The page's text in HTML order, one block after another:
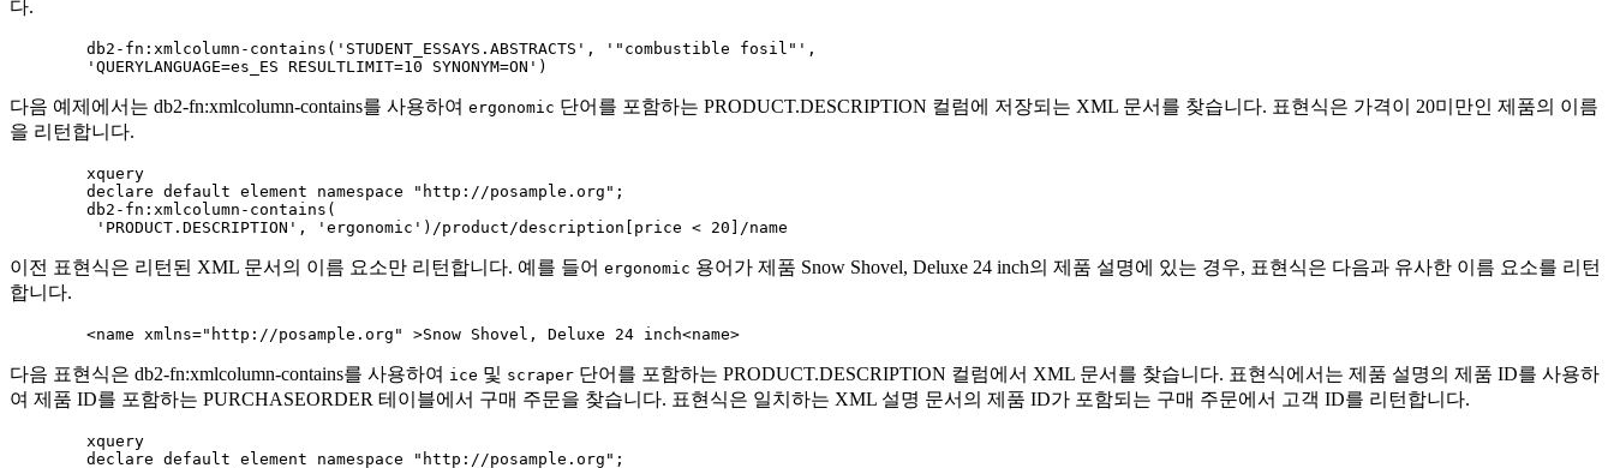
다.
  	'QUERYLANGUAGE=es_ES RESULTLIMIT=10 SYNONYM=ON')
다음 예제에서는 db2-fn:xmlcolumn-contains를 사용하여 ergonomic 단어를 포함하는 PRODUCT.DESCRIPTION 컬럼에 저장되는 XML 문서를 찾습니다. 표현식은 가격이 20미만인 제품의 이름
을 리턴합니다.
'PRODUCT.DESCRIPTION', 'ergonomic')/product/description[price < 20]/name
이전 표현식은 리턴된 XML 문서의 이름 요소만 리턴합니다. 예를 들어 ergonomic 용어가 제품 Snow Shovel, Deluxe 24 inch의 제품 설명에 있는 경우, 표현식은 다음과 유사한 이름 요소를 리턴
합니다.
	<name xmlns="http://posample.org" >Snow Shovel, Deluxe 24 inch<name>
다음 표현식은 db2-fn:xmlcolumn-contains를 사용하여 ice 및 scraper 단어를 포함하는 PRODUCT.DESCRIPTION 컬럼에서 XML 문서를 찾습니다. 표현식에서는 제품 설명의 제품 ID를 사용하
여 제품 ID를 포함하는 PURCHASEORDER 테이블에서 구매 주문을 찾습니다. 표현식은 일치하는 XML 설명 문서의 제품 ID가 포함되는 구매 주문에서 고객 ID를 리턴합니다.